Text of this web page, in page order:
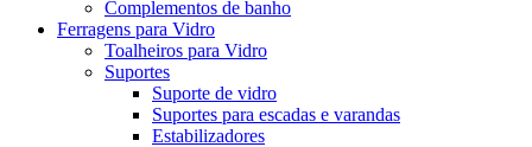
Complementos de banho
Ferragens para Vidro
Toalheiros para Vidro
Suportes
Suporte de vidro
Suportes para escadas e varandas
Estabilizadores